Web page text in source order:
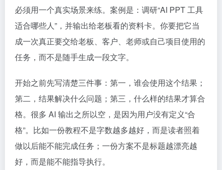
必须用一个真实场景来练。案例是：调研“AI PPT 工具
适合哪些人”，并输出给老板看的资料卡。你要把它当
成一次真正要交给老板、客户、老师或自己项目使用的
任务，而不是随手生成一段文字。
开始之前先写清楚三件事：第一，谁会使用这个结果；
第二，结果解决什么问题；第三，什么样的结果才算合
格。很多 AI 输出之所以空，是因为用户没有定义“合
格”。比如一份教程不是字数越多越好，而是读者照着
做以后能不能完成任务；一份方案不是标题越漂亮越
好，而是能不能指导执行。